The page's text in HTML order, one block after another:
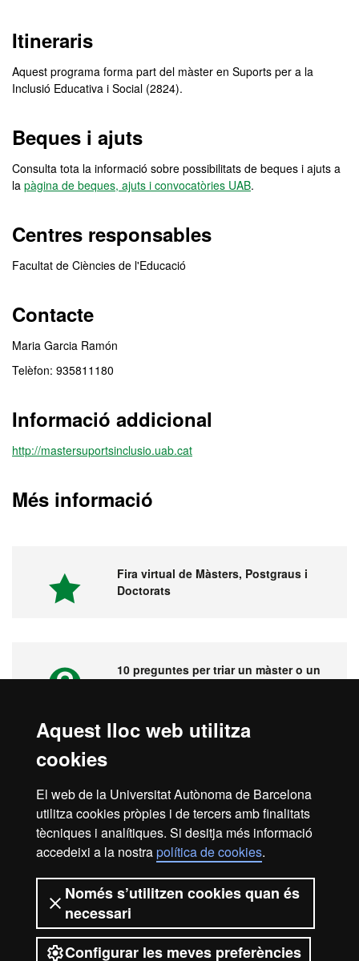
Aquest lloc web utilitza
cookies
El web de la Universitat Autònoma de Barcelona
utilitza cookies pròpies i de tercers amb finalitats
tècniques i analítiques. Si desitja més informació
accedeixi a la nostrapolítica de cookies.
Només s’utilitzen cookies quan és
necessari
Configurar les meves preferències
Itineraris
Aquest programa forma part del màster en Suports per a la
Inclusió Educativa i Social (2824).
Beques i ajuts
Consulta tota la informació sobre possibilitats de beques i ajuts a
la pàgina de beques, ajuts i convocatòries UAB.
Centres responsables
Facultat de Ciències de l'Educació
Contacte
Maria Garcia Ramón
Telèfon: 935811180
Informació addicional
http://mastersuportsinclusio.uab.cat
Més informació
Fira virtual de Màsters, Postgraus i
Doctorats
10 preguntes per triar un màster o un
Inici Avís legal
Protecció de dades
Sobre el web
2026 Universitat Autònoma de